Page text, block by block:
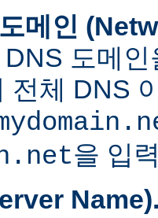
메인
도메
전체 DNS
을 입